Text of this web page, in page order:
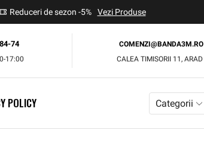
Reduceri de sezon -5% Vezi Produse
74
17:00
COMENZI@BANDA3M.RO
CALEA TIMISORII 11, ARAD
POLICY Categorii